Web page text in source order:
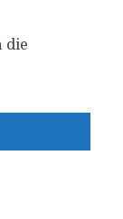
die